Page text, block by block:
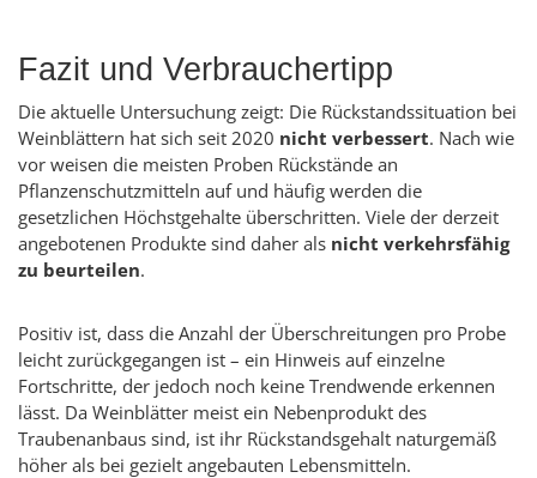
Fazit und Verbrauchertipp
Die aktuelle Untersuchung zeigt: Die Rückstandssituation bei
Weinblättern hat sich seit 2020 nicht verbessert. Nach wie
vor weisen die meisten Proben Rückstände an
Pflanzenschutzmitteln auf und häufig werden die
gesetzlichen Höchstgehalte überschritten. Viele der derzeit
angebotenen Produkte sind daher als nicht verkehrsfähig
zu beurteilen.
Positiv ist, dass die Anzahl der Überschreitungen pro Probe
leicht zurückgegangen ist – ein Hinweis auf einzelne
Fortschritte, der jedoch noch keine Trendwende erkennen
lässt. Da Weinblätter meist ein Nebenprodukt des
Traubenanbaus sind, ist ihr Rückstandsgehalt naturgemäß
höher als bei gezielt angebauten Lebensmitteln.